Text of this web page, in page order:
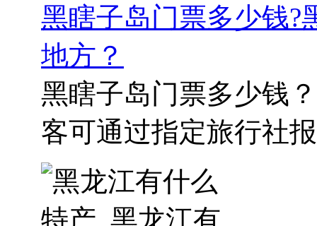
黑瞎子岛门票多少钱?
地方？
黑瞎子岛门票多少钱
客可通过指定旅行社